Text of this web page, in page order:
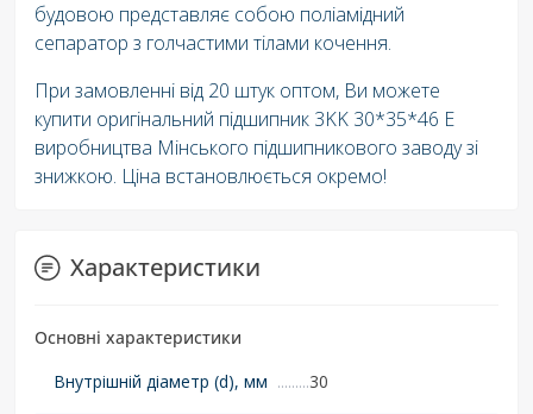
будовою представляє собою поліамідний
сепаратор з голчастими тілами кочення.
При замовленні від 20 штук оптом, Ви можете
купити оригінальний підшипник 3KK 30*35*46 Е
виробництва Мінського підшипникового заводу зі
знижкою. Ціна встановлюється окремо!
Характеристики
Основні характеристики
Внутрішній діаметр (d), мм
30